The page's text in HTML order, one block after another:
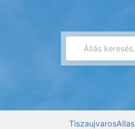
TiszaujvarosAllas